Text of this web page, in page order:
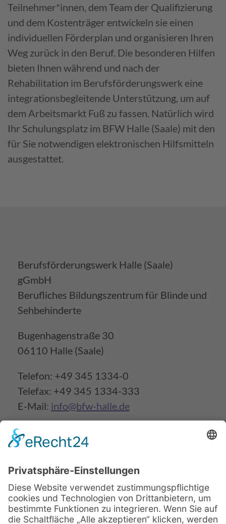
Teilnehmer*innen, dem Team der Qualifizierung
und dem Kostenträger entwickeln sie einen
individuellen Förderplan und organisieren Ihren
Weg zurück in den Beruf. Die besonderen Hilfen
bieten Ihnen während und nach der
Rehabilitation im Berufsförderungswerk eine
integrationsbegleitende Unterstützung, um auf
dem Arbeitsmarkt Fuß zu fassen. Natürlich wird
Ihr Schulungsplatz im BFW Halle (Saale) mit den
für Sie notwendigen elektronischen Hilfsmitteln
ausgestattet.
Berufsförderungswerk Halle (Saale)
gGmbH
Berufliches Bildungszentrum für Blinde und
Sehbehinderte
Bugenhagenstraße 30
06110 Halle (Saale)
Telefon: +49 345 1334-0
Telefax: +49 345 1334-333
E-Mail: info@bfw-halle.de
Beratungsservice vor Ort
Beginntermine